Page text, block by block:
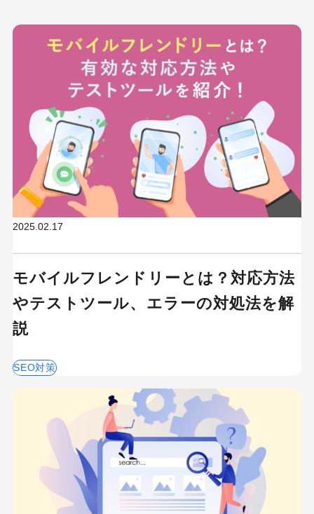
2025.02.17
モバイルフレンドリーとは？対応方法
やテストツール、エラーの対処法を解
説
SEO対策